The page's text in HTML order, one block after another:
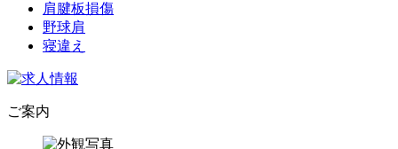
肩腱板損傷
野球肩
寝違え
ご案内